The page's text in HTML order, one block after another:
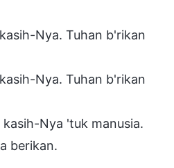
Nya. Tuhan b'rikan
Nya. Tuhan b'rikan
Nya 'tuk manusia.
berikan.